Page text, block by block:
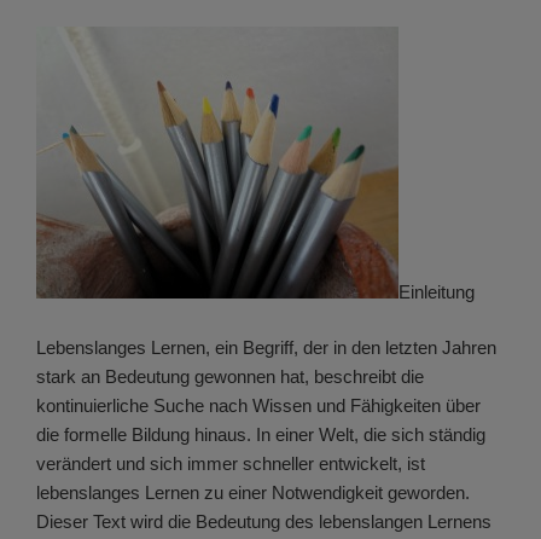
Einleitung
Lebenslanges Lernen, ein Begriff, der in den letzten Jahren
stark an Bedeutung gewonnen hat, beschreibt die
kontinuierliche Suche nach Wissen und Fähigkeiten über
die formelle Bildung hinaus. In einer Welt, die sich ständig
verändert und sich immer schneller entwickelt, ist
lebenslanges Lernen zu einer Notwendigkeit geworden.
Dieser Text wird die Bedeutung des lebenslangen Lernens